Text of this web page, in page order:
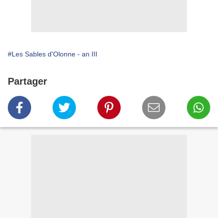
#Les Sables d'Olonne - an III
Partager